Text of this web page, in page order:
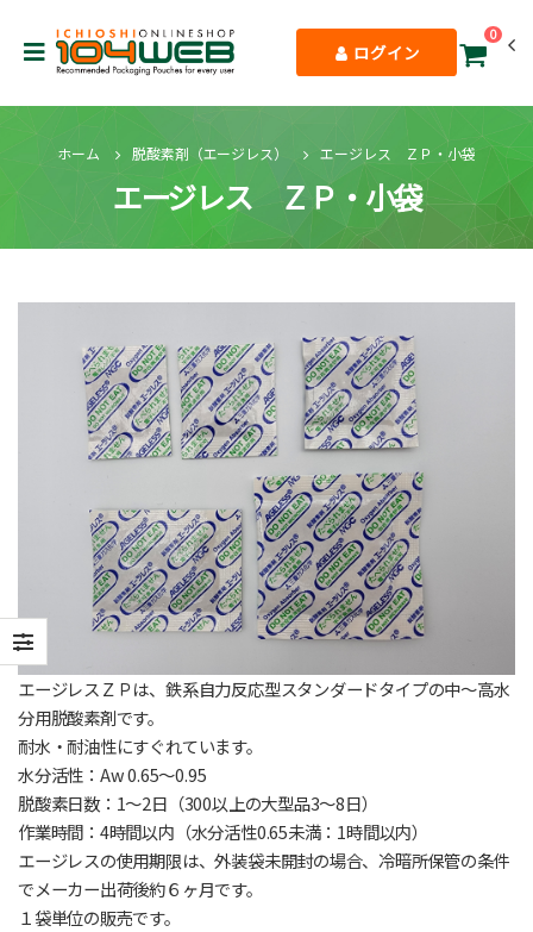
ログイン
0
ホーム 脱酸素剤（エージレス） エージレス ＺＰ・小袋
エージレス ＺＰ・小袋
エージレスＺＰは、鉄系自力反応型スタンダードタイプの中～高水
分用脱酸素剤です。
耐水・耐油性にすぐれています。
水分活性：Aw 0.65～0.95
脱酸素日数：1～2日（300以上の大型品3～8日）
作業時間：4時間以内（水分活性0.65未満：1時間以内）
エージレスの使用期限は、外装袋未開封の場合、冷暗所保管の条件
でメーカー出荷後約６ヶ月です。
１袋単位の販売です。